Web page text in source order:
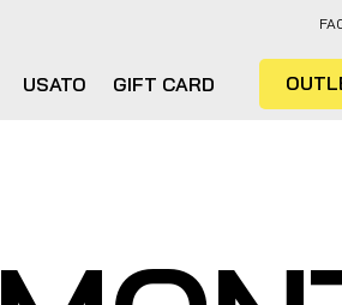
USATO GIFT CARD